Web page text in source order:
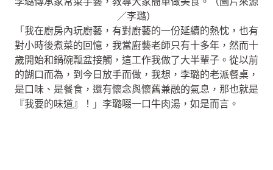
／李璐）
「我在廚房內玩廚藝，有對廚藝的一份延續的熱忱，也有
對小時後煮菜的回憶，我當廚藝老師只有十多年，然而十
歲開始和鍋碗瓢盆接觸，這工作我做了大半輩子。從以前
的餬口而為，到今日放手而做，我想，李璐的老派餐桌，
是口味、是餐食，還有懷念與懷舊兼融的氣息，那也就是
『我要的味道』！」李璐啜一口牛肉湯，如是而言。